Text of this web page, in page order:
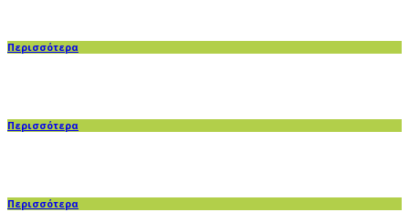
Περισσότερα
Περισσότερα
Περισσότερα